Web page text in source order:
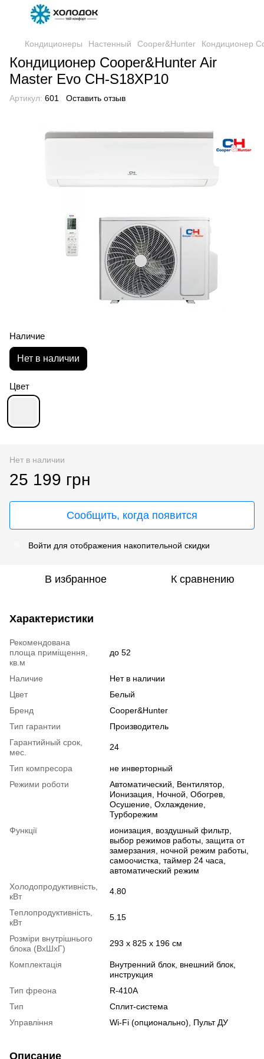
Кондиционеры Настенный Cooper&Hunter Кондиционер
Кондиционер Cooper&Hunter Air
Master Evo CH-S18XP10
Артикул: 601 Оставить отзыв
Наличие
Нет в наличии
Цвет
Нет в наличии
25 199 грн
Сообщить, когда появится
Войти для отображения накопительной скидки
В избранное К сравнению
Характеристики
Рекомендована
площа приміщення,
кв.м
до 52
Наличие
Нет в наличии
Цвет
Белый
Бренд
Cooper&Hunter
Тип гарантии
Производитель
Гарантийный срок,
мес.
24
Тип компресора
не инверторный
Режими роботи
Автоматический, Вентилятор,
Ионизация, Ночной, Обогрев,
Осушение, Охлаждение,
Турборежим
Функції
ионизация, воздушный фильтр,
выбор режимов работы, защита от
замерзания, ночной режим работы,
самоочистка, таймер 24 часа,
автоматический режим
Холодопродуктивність,
кВт
4.80
Теплопродуктивність,
кВт
5.15
Розміри внутрішнього
блока (ВхШхГ)
293 х 825 х 196 см
Комплектація
Внутренний блок, внешний блок,
инструкция
Тип фреона
R-410A
Тип
Сплит-система
Управління
Wi-Fi (опционально), Пульт ДУ
Описание